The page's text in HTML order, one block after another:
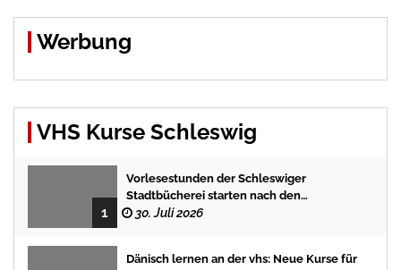
Werbung
VHS Kurse Schleswig
1
Vorlesestunden der Schleswiger
Stadtbücherei starten nach den
Sommerferien mit spannenden
30. Juli 2026
Dänisch lernen an der vhs: Neue Kurse für